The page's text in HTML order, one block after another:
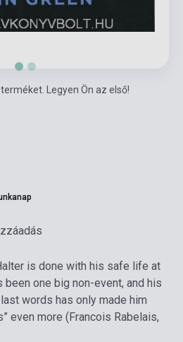
Legyen Ön az első!
is done with his safe life at
one big non-event, and his
words has only made him
even more (Francois Rabelais,